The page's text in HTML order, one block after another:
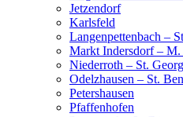
Jetzendorf
Karlsfeld
Langenpettenbach –
Markt Indersdorf –
Niederroth – St. Georg
Odelzhausen – St.
Petershausen
Pfaffenhofen